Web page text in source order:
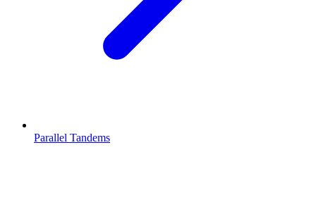
Parallel Tandems